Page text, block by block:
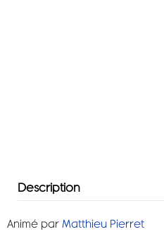
Description
Animé parMatthieu Pierret